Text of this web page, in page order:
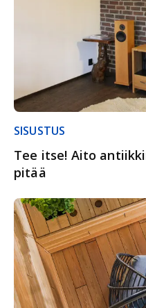
SISUSTUS
Tee itse! Aito
pitää